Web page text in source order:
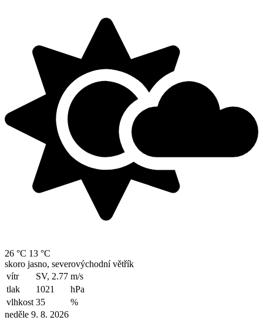
26 °C 13 °C
skoro jasno, severovýchodní větřík
vítr
SV, 2.77 m/s
tlak
1021
hPa
vlhkost 35
%
neděle 9. 8. 2026